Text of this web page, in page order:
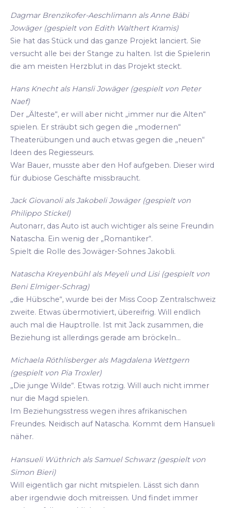
Dagmar Brenzikofer-Aeschlimann als Anne Bäbi
Jowäger (gespielt von Edith Walthert Kramis)
Sie hat das Stück und das ganze Projekt lanciert. Sie
versucht alle bei der Stange zu halten. Ist die Spielerin
die am meisten Herzblut in das Projekt steckt.
Hans Knecht als Hansli Jowäger (gespielt von Peter
Naef)
Der „Älteste“, er will aber nicht „immer nur die Alten“
spielen. Er sträubt sich gegen die „modernen“
Theaterübungen und auch etwas gegen die „neuen“
Ideen des Regiesseurs.
War Bauer, musste aber den Hof aufgeben. Dieser wird
für dubiose Geschäfte missbraucht.
Jack Giovanoli als Jakobeli Jowäger (gespielt von
Philippo Stickel)
Autonarr, das Auto ist auch wichtiger als seine Freundin
Natascha. Ein wenig der „Romantiker“.
Spielt die Rolle des Jowäger-Sohnes Jakobli.
Natascha Kreyenbühl als Meyeli und Lisi (gespielt von
Beni Elmiger-Schrag)
„die Hübsche“, wurde bei der Miss Coop Zentralschweiz
zweite. Etwas übermotiviert, übereifrig. Will endlich
auch mal die Hauptrolle. Ist mit Jack zusammen, die
Beziehung ist allerdings gerade am bröckeln...
Michaela Röthlisberger als Magdalena Wettgern
(gespielt von Pia Troxler)
„Die junge Wilde“. Etwas rotzig. Will auch nicht immer
nur die Magd spielen.
Im Beziehungsstress wegen ihres afrikanischen
Freundes. Neidisch auf Natascha. Kommt dem Hansueli
näher.
Hansueli Wüthrich als Samuel Schwarz (gespielt von
Simon Bieri)
Will eigentlich gar nicht mitspielen. Lässt sich dann
aber irgendwie doch mitreissen. Und findet immer